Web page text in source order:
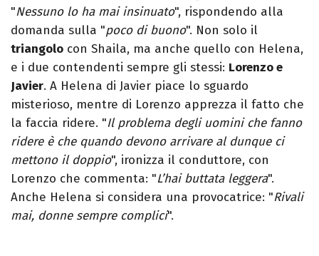
"Nessuno lo ha mai insinuato", rispondendo alla
domanda sulla "poco di buono". Non solo il
triangolo con Shaila, ma anche quello con Helena,
e i due contendenti sempre gli stessi: Lorenzo e
Javier. A Helena di Javier piace lo sguardo
misterioso, mentre di Lorenzo apprezza il fatto che
la faccia ridere. "Il problema degli uomini che fanno
ridere è che quando devono arrivare al dunque ci
mettono il doppio", ironizza il conduttore, con
Lorenzo che commenta: "L’hai buttata leggera".
Anche Helena si considera una provocatrice: "Rivali
mai, donne sempre complici".